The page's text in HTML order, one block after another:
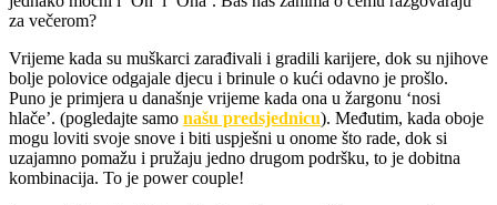
za večerom?
Vrijeme kada su muškarci zarađivali i gradili karijere, dok su njihove
bolje polovice odgajale djecu i brinule o kući odavno je prošlo.
Puno je primjera u današnje vrijeme kada ona u žargonu ‘nosi
hlače’. (pogledajte samo našu predsjednicu). Međutim, kada oboje
mogu loviti svoje snove i biti uspješni u onome što rade, dok si
uzajamno pomažu i pružaju jedno drugom podršku, to je dobitna
kombinacija. To je power couple!